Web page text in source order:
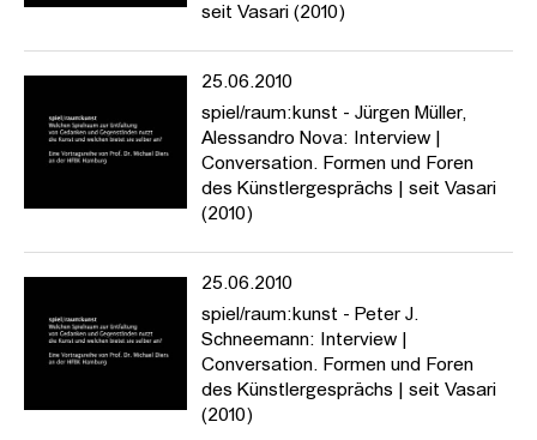
seit Vasari (2010)
25.06.2010
spiel/raum:kunst - Jürgen Müller,
Alessandro Nova: Interview |
Conversation. Formen und Foren
des Künstlergesprächs | seit Vasari
(2010)
25.06.2010
spiel/raum:kunst - Peter J.
Schneemann: Interview |
Conversation. Formen und Foren
des Künstlergesprächs | seit Vasari
(2010)